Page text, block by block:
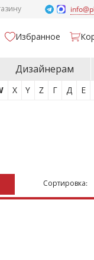
Избранное
Дизайнерам
X Y Z Г Д Е
Cортировка: